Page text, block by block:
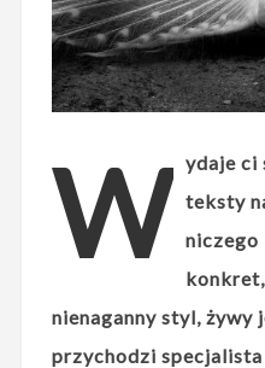
W ydaje ci
teksty
niczego
nienaganny styl, żywy
przychodzi specjalista